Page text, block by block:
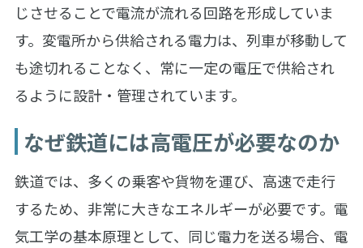
じさせることで電流が流れる回路を形成していま
す。変電所から供給される電力は、列車が移動して
も途切れることなく、常に一定の電圧で供給され
るように設計・管理されています。
なぜ鉄道には高電圧が必要なのか
鉄道では、多くの乗客や貨物を運び、高速で走行
するため、非常に大きなエネルギーが必要です。電
気工学の基本原理として、同じ電力を送る場合、電